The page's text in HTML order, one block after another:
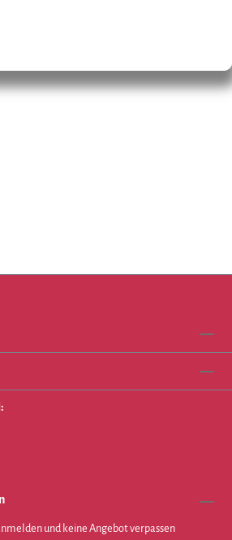
und keine Angebot verpassen